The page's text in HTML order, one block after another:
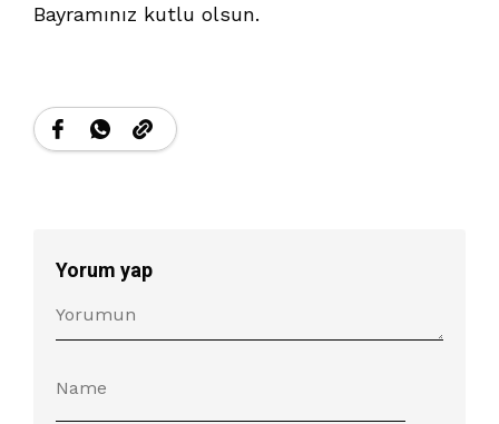
Bayramınız kutlu olsun.
Yorum yap